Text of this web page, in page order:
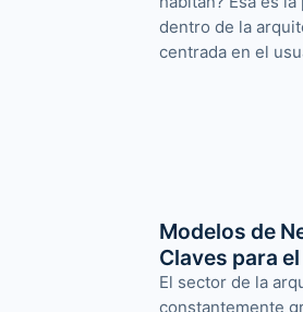
dentro de la
centrada en el
Modelos de
Claves para
El sector de la
constantemente